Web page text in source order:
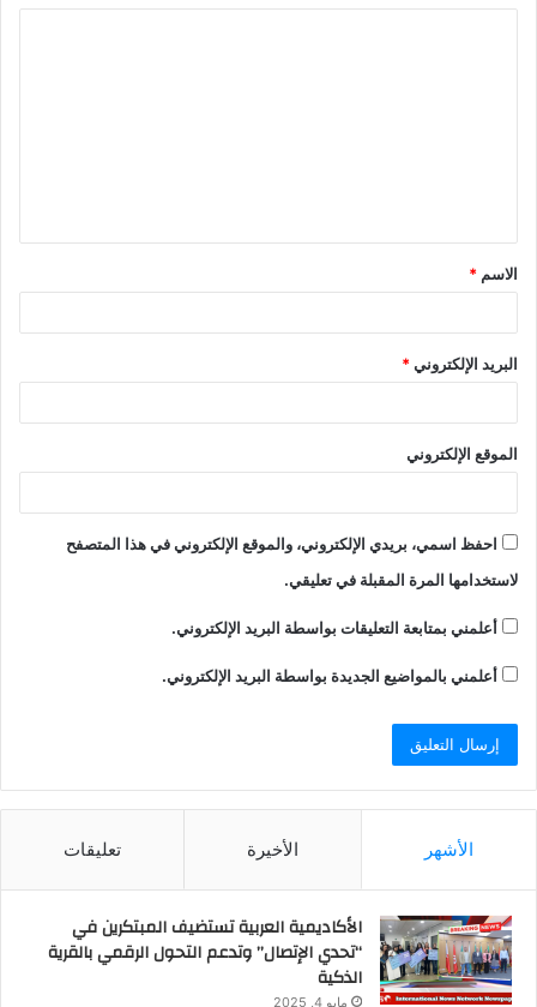
الاسم *
البريد الإلكتروني*
الموقع الإلكتروني
احفظ اسمي، بريدي الإلكتروني، والموقع الإلكتروني في هذا المتصفح
لاستخدامها المرة المقبلة في تعليقي.
أعلمني بمتابعة التعليقات بواسطة البريد الإلكتروني.
أعلمني بالمواضيع الجديدة بواسطة البريد الإلكتروني.
الأشهر الأخيرة تعليقات
الأكاديمية العربية تستضيف المبتكرين في
“تحدي الإتصال” وتدعم التحول الرقمي بالقرية
الذكية
مايو 4, 2025